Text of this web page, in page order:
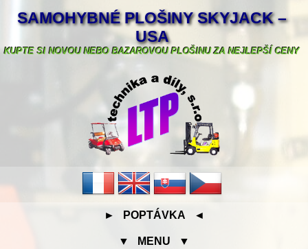
SAMOHYBNÉ PLOŠINY SKYJACK –
USA
KUPTE SI NOVOU NEBO BAZAROVOU PLOŠINU ZA NEJLEPŠÍ CENY
► POPTÁVKA ◄
▼ MENU ▼